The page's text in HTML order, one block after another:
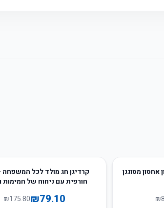
מסוגנן
₪
55קרדיגן חג מולד לכל המשפחה
חורפית עם ניחוח של
₪79.10
₪175.80